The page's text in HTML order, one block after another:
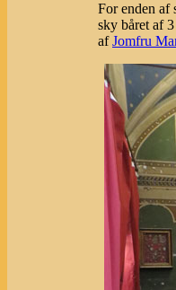
For enden af
sky båret af
afJomfru